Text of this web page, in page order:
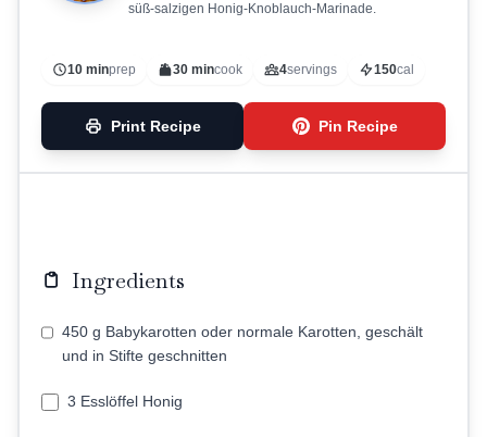
süß-salzigen Honig-Knoblauch-Marinade.
10 minprep 30 mincook 4servings 150cal
Print Recipe Pin Recipe
Ingredients
450 g Babykarotten oder normale Karotten, geschält
und in Stifte geschnitten
3 Esslöffel Honig